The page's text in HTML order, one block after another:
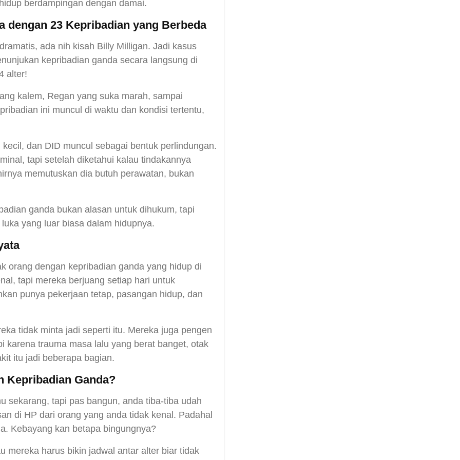
berdampingan dengan damai.
dengan 23 Kepribadian yang Berbeda
ada nih kisah Billy Milligan. Jadi kasus
kepribadian ganda secara langsung di
alter!
kalem, Regan yang suka marah, sampai
ini muncul di waktu dan kondisi tertentu,
dan DID muncul sebagai bentuk perlindungan.
tapi setelah diketahui kalau tindakannya
memutuskan dia butuh perawatan, bukan
ganda bukan alasan untuk dihukum, tapi
yang luar biasa dalam hidupnya.
orang dengan kepribadian ganda yang hidup di
tapi mereka berjuang setiap hari untuk
punya pekerjaan tetap, pasangan hidup, dan
tidak minta jadi seperti itu. Mereka juga pengen
karena trauma masa lalu yang berat banget, otak
itu jadi beberapa bagian.
Kepribadian Ganda?
sekarang, tapi pas bangun, anda tiba-tiba udah
di HP dari orang yang anda tidak kenal. Padahal
Kebayang kan betapa bingungnya?
mereka harus bikin jadwal antar alter biar tidak